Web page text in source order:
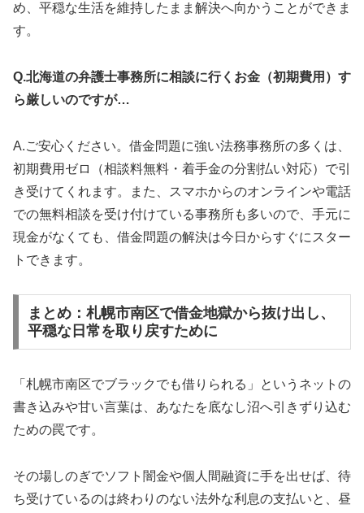
め、平穏な生活を維持したまま解決へ向かうことができま
す。
Q.北海道の弁護士事務所に相談に行くお金（初期費用）す
ら厳しいのですが…
A.ご安心ください。借金問題に強い法務事務所の多くは、
初期費用ゼロ（相談料無料・着手金の分割払い対応）で引
き受けてくれます。また、スマホからのオンラインや電話
での無料相談を受け付けている事務所も多いので、手元に
現金がなくても、借金問題の解決は今日からすぐにスター
トできます。
まとめ：札幌市南区で借金地獄から抜け出し、
平穏な日常を取り戻すために
「札幌市南区でブラックでも借りられる」というネットの
書き込みや甘い言葉は、あなたを底なし沼へ引きずり込む
ための罠です。
その場しのぎでソフト闇金や個人間融資に手を出せば、待
ち受けているのは終わりのない法外な利息の支払いと、昼